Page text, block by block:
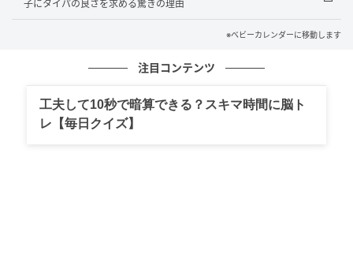
クリエイター情報
ベビーカレンダーは妊娠・出産・育児の情報サイト
索、おでかけ情報、離乳食レシピまで。月間利用者1
000万人以上。
子にタイパの良さを求める驚きの理由
※ベビーカレンダーに移動します
注目コンテンツ
工夫して10秒で暗算できる？スキマ時間に脳ト
レ【毎日クイズ】